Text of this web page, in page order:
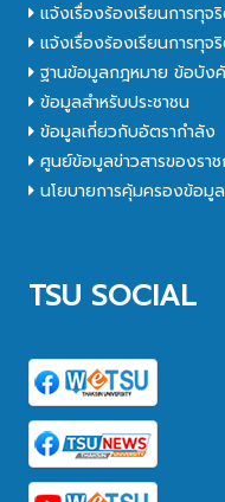
แจ้งเรื่องร้องเรียนการทุ
แจ้งเรื่องร้องเรียนการทุ
ฐานข้อมูลกฎหมาย ข้อบังคั
ข้อมูลสำหรับประชาชน
ข้อมูลเกี่ยวกับอัตรากำลัง
ศูนย์ข้อมูลข่าวสารของรา
นโยบายการคุ้มครองข้อมู
TSU SOCIAL